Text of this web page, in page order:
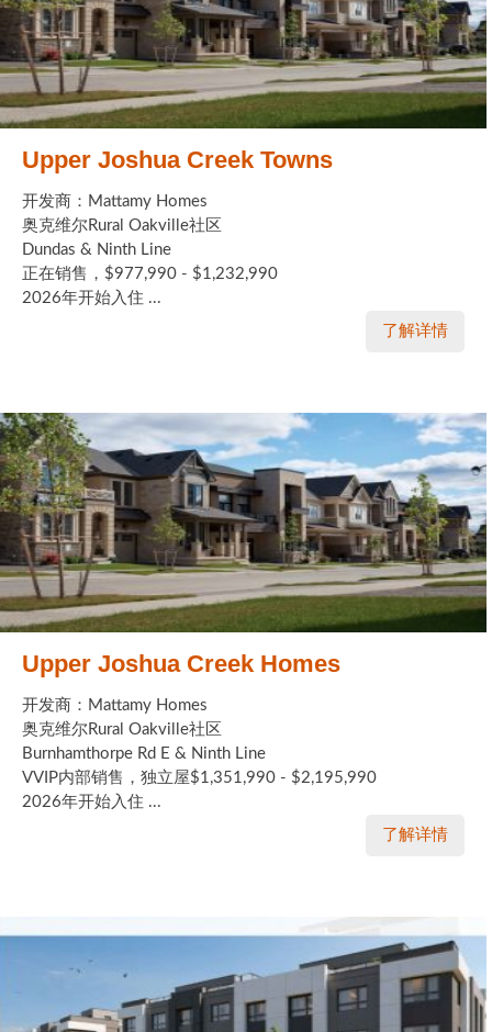
Upper Joshua Creek Towns
开发商：Mattamy Homes
奥克维尔Rural Oakville社区
Dundas & Ninth Line
正在销售，$977,990 - $1,232,990
2026年开始入住 ...
了解详情
Upper Joshua Creek Homes
开发商：Mattamy Homes
奥克维尔Rural Oakville社区
Burnhamthorpe Rd E & Ninth Line
VVIP内部销售，独立屋$1,351,990 - $2,195,990
2026年开始入住 ...
了解详情